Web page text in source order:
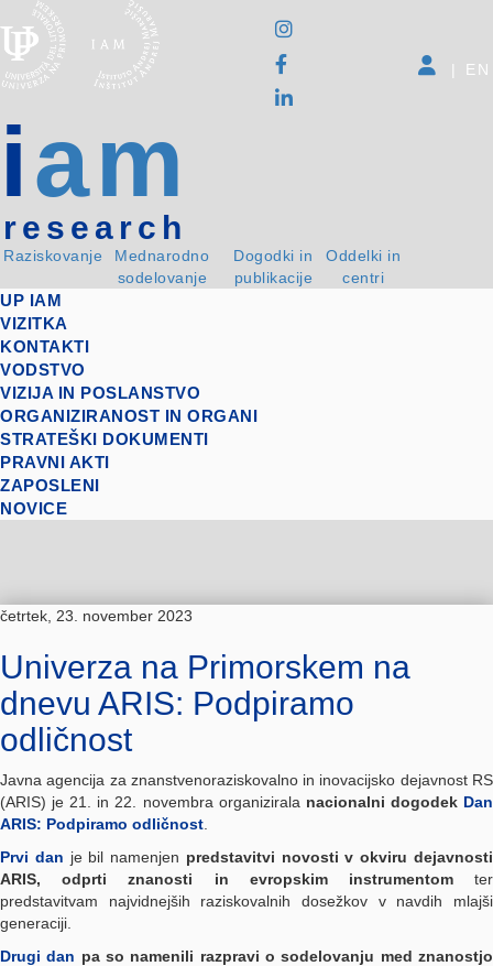
iam
research
Raziskovanje
Mednarodno
sodelovanje
Dogodki in
publikacije
Oddelki in
centri
| EN
UP IAM
VIZITKA
KONTAKTI
VODSTVO
VIZIJA IN POSLANSTVO
ORGANIZIRANOST IN ORGANI
STRATEŠKI DOKUMENTI
PRAVNI AKTI
ZAPOSLENI
NOVICE
četrtek, 23. november 2023
Univerza na Primorskem na
dnevu ARIS: Podpiramo
odličnost
Javna agencija za znanstvenoraziskovalno in inovacijsko dejavnost RS
(ARIS) je 21. in 22. novembra organizirala nacionalni dogodek Dan
ARIS: Podpiramo odličnost
Prvi dan je bil namenjen predstavitvi novosti v okviru dejavnosti
ARIS, odprti znanosti in evropskim instrumentomter
predstavitvam najvidnejših raziskovalnih dosežkov v navdih mlajši
generaciji.
Drugi dan pa so namenili razpravi o sodelovanju med znanostjo